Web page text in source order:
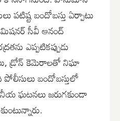
బందోబస్తు ఏర్పాటు
సీవీ ఆనంద్
ఎప్పటికప్పుడు
డ్రోన్ కెమెరాలతో నిఘా
బందోబస్తులో
ఘటనలు జరుగకుండా